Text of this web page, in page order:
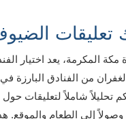
تعليقات
مكة المكرمة، يعد اختيار
من الفنادق البارزة
تحليلاً شاملاً لتعليقات
إلى الطعام